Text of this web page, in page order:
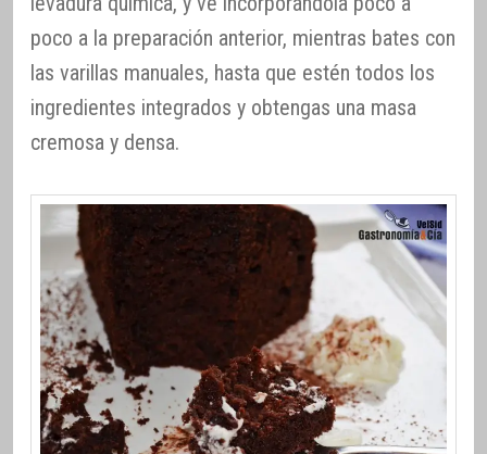
poco a la preparación anterior, mientras bates con
las varillas manuales, hasta que estén todos los
ingredientes integrados y obtengas una masa
cremosa y densa.